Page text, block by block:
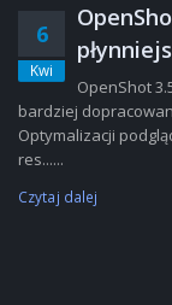
6
Kwi
OpenShot
bardziej
Optymalizacji
res......
Czytaj dalej